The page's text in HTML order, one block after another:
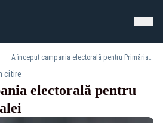
A început campania electorală pentru Primăria Capitalei
citire
electorală pentru